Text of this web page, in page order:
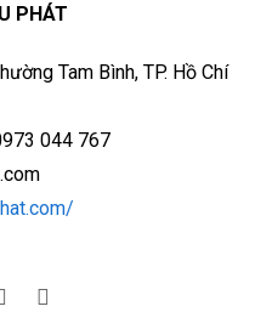
PHÁT
Tam Bình, TP. Hồ Chí
044 767